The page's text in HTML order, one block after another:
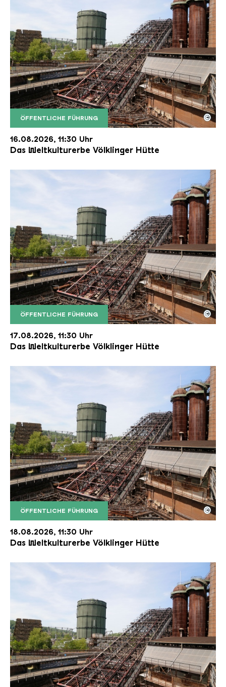
ÖFFENTLICHE FÜHRUNG
Der Erzschrägaufzug der Völklinger Hütte mit
Copyright: Weltkulturerbe Völklinger Hütte | Karl
©
16.08.2026, 11:30 Uhr
Das Weltkulturerbe Völklinger Hütte
ÖFFENTLICHE FÜHRUNG
Der Erzschrägaufzug der Völklinger Hütte mit
Copyright: Weltkulturerbe Völklinger Hütte | Karl
©
17.08.2026, 11:30 Uhr
Das Weltkulturerbe Völklinger Hütte
ÖFFENTLICHE FÜHRUNG
Der Erzschrägaufzug der Völklinger Hütte mit
Copyright: Weltkulturerbe Völklinger Hütte | Karl
©
18.08.2026, 11:30 Uhr
Das Weltkulturerbe Völklinger Hütte